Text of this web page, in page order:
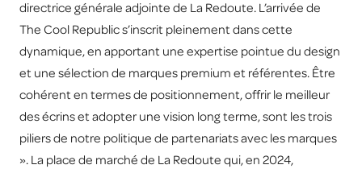
directrice générale adjointe de La Redoute. L’arrivée de
The Cool Republic s’inscrit pleinement dans cette
dynamique, en apportant une expertise pointue du design
et une sélection de marques premium et référentes. Être
cohérent en termes de positionnement, offrir le meilleur
des écrins et adopter une vision long terme, sont les trois
piliers de notre politique de partenariats avec les marques
». La place de marché de La Redoute qui, en 2024,